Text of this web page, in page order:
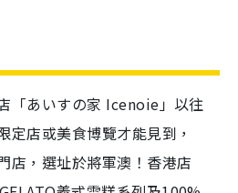
「あいすの家 Icenoie」以往
定店或美食博覽才能見到，
店，選址於將軍澳！香港店